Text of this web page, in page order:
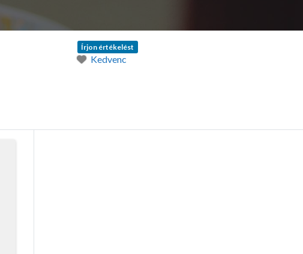
Írjon értékelést
Kedvenc